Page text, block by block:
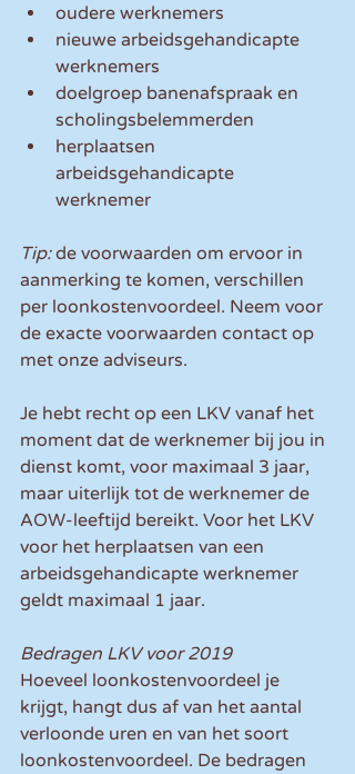
oudere werknemers
nieuwe arbeidsgehandicapte
werknemers
doelgroep banenafspraak en
scholingsbelemmerden
herplaatsen
arbeidsgehandicapte
werknemer
Tip: de voorwaarden om ervoor in
aanmerking te komen, verschillen
per loonkostenvoordeel. Neem voor
de exacte voorwaarden contact op
met onze adviseurs.
Je hebt recht op een LKV vanaf het
moment dat de werknemer bij jou in
dienst komt, voor maximaal 3 jaar,
maar uiterlijk tot de werknemer de
AOW-leeftijd bereikt. Voor het LKV
voor het herplaatsen van een
arbeidsgehandicapte werknemer
geldt maximaal 1 jaar.
Bedragen LKV voor 2019
Hoeveel loonkostenvoordeel je
krijgt, hangt dus af van het aantal
verloonde uren en van het soort
loonkostenvoordeel. De bedragen